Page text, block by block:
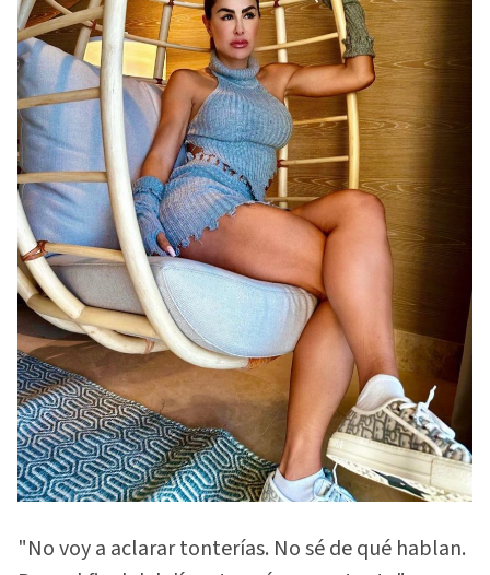
"No voy a aclarar tonterías. No sé de qué hablan.